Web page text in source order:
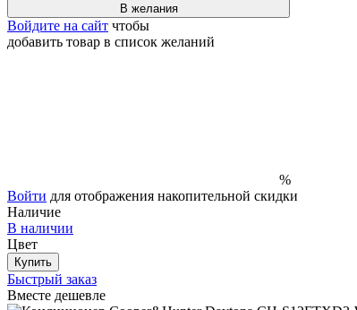
В желания
Войдите на сайт чтобы
добавить товар в список желаний
%
Войти для отображения накопительной скидки
Наличие
В наличии
Цвет
Купить
Быстрый заказ
Вместе дешевле